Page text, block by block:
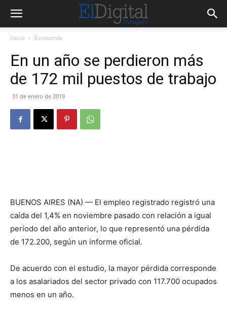
Inicio Economía
En un año se perdieron más
de 172 mil puestos de trabajo
31 de enero de 2019
BUENOS AIRES (NA) — El empleo registrado registró una
caída del 1,4% en noviembre pasado con relación a igual
período del año anterior, lo que representó una pérdida
de 172.200, según un informe oficial.
De acuerdo con el estudio, la mayor pérdida corresponde
a los asalariados del sector privado con 117.700 ocupados
menos en un año.